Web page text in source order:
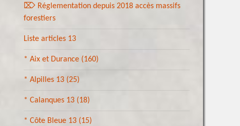
⌦ Réglementation depuis 2018 accès massifs
forestiers
Liste articles 13
* Aix et Durance (160)
* Alpilles 13 (25)
* Calanques 13 (18)
* Côte Bleue 13 (15)